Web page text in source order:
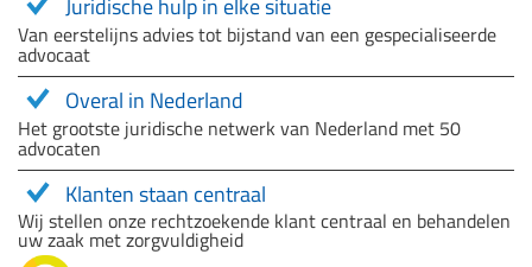
Juridische hulp in elke situatie
Van eerstelijns advies tot bijstand van een gespecialiseerde
advocaat
Overal in Nederland
Het grootste juridische netwerk van Nederland met 50
advocaten
Klanten staan centraal
Wij stellen onze rechtzoekende klant centraal en behandelen
uw zaak met zorgvuldigheid